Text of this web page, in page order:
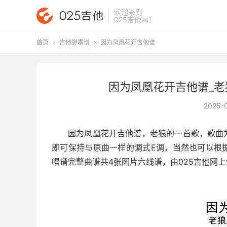
欢迎来到
025吉他网 ！
首页  吉他弹唱谱  因为凤凰花开吉他谱
因为凤凰花开吉他谱_
2025-
因为凤凰花开吉他谱，老狼的一首歌，歌
即可保持与原曲一样的调式E调，当然也可以
唱谱完整曲谱共4张图片六线谱，由025吉他网